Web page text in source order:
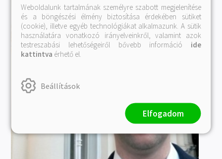
Weboldalunk tartalmának személyre szabott megjelenítése
és a böngészési élmény biztosítása érdekében sütiket
(cookie), illetve egyéb technológiákat alkalmazunk. A sütik
használatára vonatkozó irányelveinkről, valamint azok
testreszabási lehetőségeiről bővebb információ ide
kattintva érhető el.
Beállítások
Elfogadom